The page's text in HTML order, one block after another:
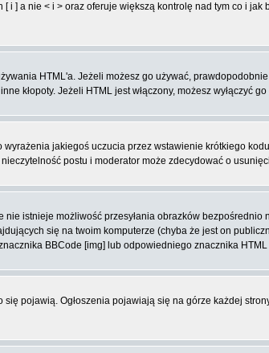
i ] a nie < i > oraz oferuje większą kontrolę nad tym co i
HTML'a. Jeżeli możesz go używać,
kłopoty. Jeżeli HTML jest włączony, możesz wyłączyć
jakiegoś uczucia przez wstawienie krótkiego
postu i moderator może zdecydować o
istnieje możliwość przesyłania obrazków
się na twoim komputerze (chyba że jest on
BBCode [img] lub odpowiedniego znacznika
pojawią. Ogłoszenia pojawiają się na górze każdej